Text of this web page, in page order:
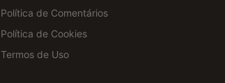
Política de Comentários
Política de Cookies
Termos de Uso